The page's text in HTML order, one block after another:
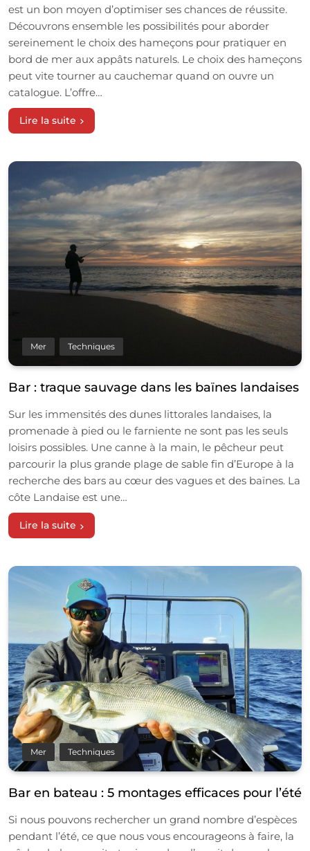
est un bon moyen d’optimiser ses chances de réussite.
Découvrons ensemble les possibilités pour aborder
sereinement le choix des hameçons pour pratiquer en
bord de mer aux appâts naturels. Le choix des hameçons
peut vite tourner au cauchemar quand on ouvre un
catalogue. L’offre…
Lire la suite
Mer Techniques
Bar : traque sauvage dans les baïnes landaises
Sur les immensités des dunes littorales landaises, la
promenade à pied ou le farniente ne sont pas les seuls
loisirs possibles. Une canne à la main, le pêcheur peut
parcourir la plus grande plage de sable fin d’Europe à la
recherche des bars au cœur des vagues et des baïnes. La
côte Landaise est une…
Lire la suite
Mer Techniques
Bar en bateau : 5 montages efficaces pour l’été
Si nous pouvons rechercher un grand nombre d’espèces
pendant l’été, ce que nous vous encourageons à faire, la